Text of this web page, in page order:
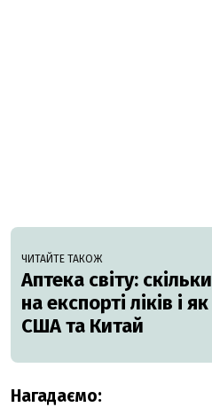
ЧИТАЙТЕ ТАКОЖ
Аптека світу:
на експорті ліків і
США та Китай
Нагадаємо: